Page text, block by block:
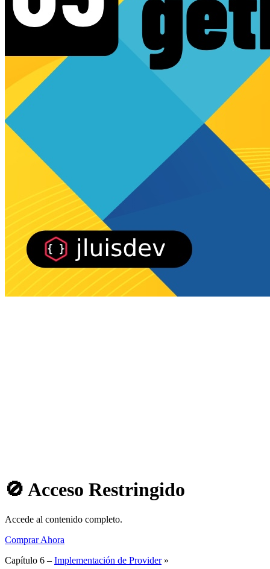
🚫 Acceso Restringido
Accede al contenido completo.
Comprar Ahora
Capítulo 6 – Implementación de Provider»